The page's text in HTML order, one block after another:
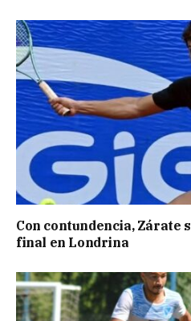
Con contundencia, Zárate
final en Londrina